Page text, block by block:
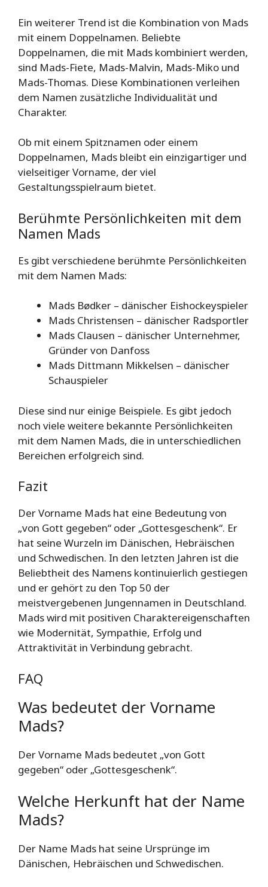
Ein weiterer Trend ist die Kombination von Mads
mit einem Doppelnamen. Beliebte
Doppelnamen, die mit Mads kombiniert werden,
sind Mads-Fiete, Mads-Malvin, Mads-Miko und
Mads-Thomas. Diese Kombinationen verleihen
dem Namen zusätzliche Individualität und
Charakter.
Ob mit einem Spitznamen oder einem
Doppelnamen, Mads bleibt ein einzigartiger und
vielseitiger Vorname, der viel
Gestaltungsspielraum bietet.
Berühmte Persönlichkeiten mit dem
Namen Mads
Es gibt verschiedene berühmte Persönlichkeiten
mit dem Namen Mads:
Mads Bødker – dänischer Eishockeyspieler
Mads Christensen – dänischer Radsportler
Mads Clausen – dänischer Unternehmer,
Gründer von Danfoss
Mads Dittmann Mikkelsen – dänischer
Schauspieler
Diese sind nur einige Beispiele. Es gibt jedoch
noch viele weitere bekannte Persönlichkeiten
mit dem Namen Mads, die in unterschiedlichen
Bereichen erfolgreich sind.
Fazit
Der Vorname Mads hat eine Bedeutung von
„von Gott gegeben“ oder „Gottesgeschenk“. Er
hat seine Wurzeln im Dänischen, Hebräischen
und Schwedischen. In den letzten Jahren ist die
Beliebtheit des Namens kontinuierlich gestiegen
und er gehört zu den Top 50 der
meistvergebenen Jungennamen in Deutschland.
Mads wird mit positiven Charaktereigenschaften
wie Modernität, Sympathie, Erfolg und
Attraktivität in Verbindung gebracht.
FAQ
Was bedeutet der Vorname
Mads?
Der Vorname Mads bedeutet „von Gott
gegeben“ oder „Gottesgeschenk“.
Welche Herkunft hat der Name
Mads?
Der Name Mads hat seine Ursprünge im
Dänischen, Hebräischen und Schwedischen.